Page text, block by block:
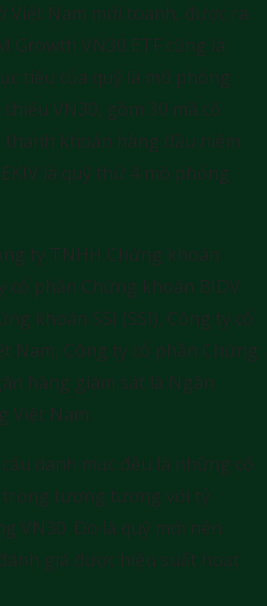
Việt Nam mới toanh, được ra
Growth VN30 ETF cũng là
tiêu của quỹ là mô phỏng
VN30, gồm 30 mã cố
khoản hàng đầu niêm
là quỹ thứ 4 mô phỏng
ty TNHH Chứng khoán
cổ phần Chứng khoán BIDV
khoán SSI (SSI), Công ty cổ
Nam, Công ty cổ phần Chứng
hàng giám sát là Ngân
Việt Nam.
danh mục đều là những cổ
trọng tương tương với tỷ
VN30. Do là quỹ mới nên
giá được hiệu suất hoạt